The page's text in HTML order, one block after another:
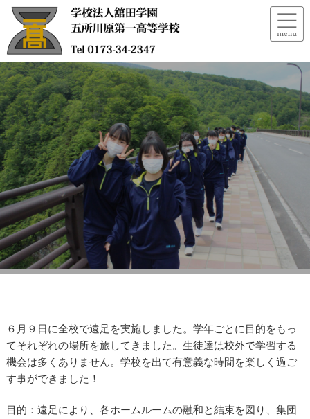
６月９日に全校で遠足を実施しました。学年ごとに目的をもっ
てそれぞれの場所を旅してきました。生徒達は校外で学習する
機会は多くありません。学校を出て有意義な時間を楽しく過ご
す事ができました！
目的：遠足により、各ホームルームの融和と結束を図り、集団